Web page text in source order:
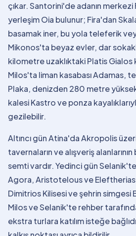
çıkar. Santorini'de adanın
yerleşim Oia bulunur; Fira'dan
basamak iner, bu yola teleferik
Mikonos'ta beyaz evler, dar
kilometre uzaklıktaki Platis Gialos
Milos'ta liman kasabası Adamas,
Plaka, denizden 280 metre
kalesi Kastro ve ponza
gezilebilir.
Altıncı gün Atina'da Akropolis
tavernaların ve alışveriş
semti vardır. Yedinci gün
Agora, Aristotelous ve Eleftherias
Dimitrios Kilisesi ve şehrin simgesi
Milos ve Selanik'te rehber
ekstra turlara katılım isteğe